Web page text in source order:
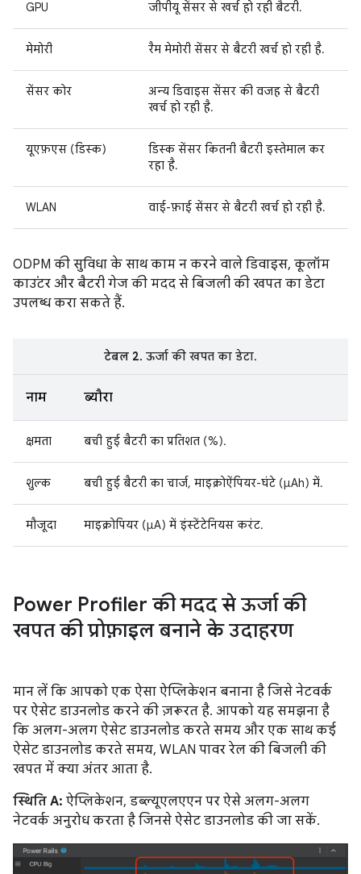
GPU जीपीयू सेंसर से खर्च हो रही बैटरी.
मेमोरी रैम मेमोरी सेंसर से बैटरी खर्च हो रही है.
सेंसर कोर
अन्य डिवाइस सेंसर की वजह से बैटरी
खर्च हो रही है.
यूएफ़एस (डिस्क)
डिस्क सेंसर कितनी बैटरी इस्तेमाल कर
रहा है.
WLAN वाई-फ़ाई सेंसर से बैटरी खर्च हो रही है.
ODPM की सुविधा के साथ काम न करने वाले डिवाइस, कूलॉम
काउंटर और बैटरी गेज की मदद से बिजली की खपत का डेटा
उपलब्ध करा सकते हैं.
टेबल 2. ऊर्जा की खपत का डेटा.
नाम ब्यौरा
क्षमता बची हुई बैटरी का प्रतिशत (%).
शुल्‍क बची हुई बैटरी का चार्ज, माइक्रोऐंपियर-घंटे (µAh) में.
मौजूदा माइक्रोपियर (µA) में इंस्टेंटेनियस करंट.
Power Profiler की मदद से ऊर्जा की
खपत की प्रोफ़ाइल बनाने के उदाहरण
मान लें कि आपको एक ऐसा ऐप्लिकेशन बनाना है जिसे नेटवर्क
पर ऐसेट डाउनलोड करने की ज़रूरत है. आपको यह समझना है
कि अलग-अलग ऐसेट डाउनलोड करते समय और एक साथ कई
ऐसेट डाउनलोड करते समय, WLAN पावर रेल की बिजली की
खपत में क्या अंतर आता है.
स्थिति A: ऐप्लिकेशन, डब्ल्यूएलएएन पर ऐसे अलग-अलग
नेटवर्क अनुरोध करता है जिनसे ऐसेट डाउनलोड की जा सकें.